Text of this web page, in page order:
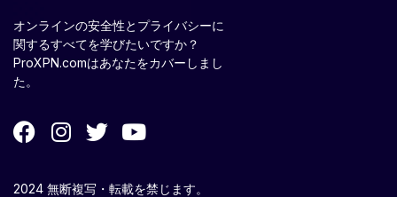
オンラインの安全性とプライバシーに
関するすべてを学びたいですか？
ProXPN.comはあなたをカバーしまし
た。
2024 無断複写・転載を禁じます。